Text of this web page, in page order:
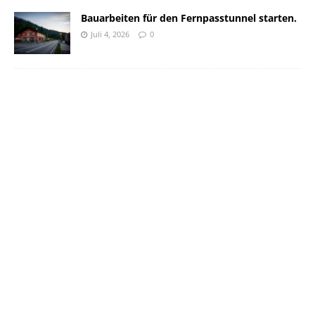
Bauarbeiten für den Fernpasstunnel starten.
Juli 4, 2026 0